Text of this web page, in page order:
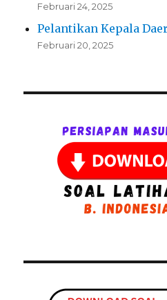
Februari 24, 2025
Pelantikan Kepala
Februari 20, 2025